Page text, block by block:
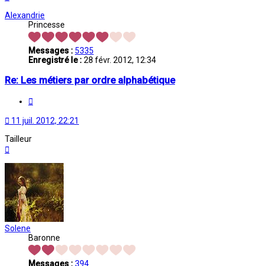
Alexandrie
Princesse
Messages :5335
Enregistré le :28 févr. 2012, 12:34
Re: Les métiers par ordre alphabétique
11 juil. 2012, 22:21
Tailleur
Solene
Baronne
Messages :394